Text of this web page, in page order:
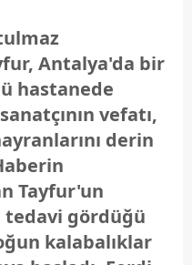
Antalya'da bir
hastanede
vefatı,
derin
Tayfur'un
tedavi gördüğü
kalabalıklar